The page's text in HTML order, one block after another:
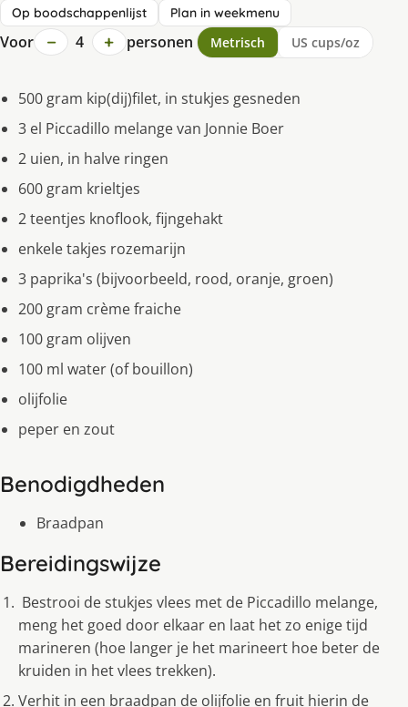
Op boodschappenlijst Plan in weekmenu
Voor − 4 + personen Metrisch US cups/oz
500 gram kip(dĳ)filet, in stukjes gesneden
3 el Piccadillo melange van Jonnie Boer
2 uien, in halve ringen
600 gram krieltjes
2 teentjes knoflook, fijngehakt
enkele takjes rozemarĳn
3 paprika's (bĳvoorbeeld, rood, oranje, groen)
200 gram crème fraiche
100 gram olĳven
100 ml water (of bouillon)
olĳfolie
peper en zout
Benodigdheden
Braadpan
Bereidingswijze
Bestrooi de stukjes vlees met de Piccadillo melange,
meng het goed door elkaar en laat het zo enige tĳd
marineren (hoe langer je het marineert hoe beter de
kruiden in het vlees trekken).
Verhit in een braadpan de olĳfolie en fruit hierin de